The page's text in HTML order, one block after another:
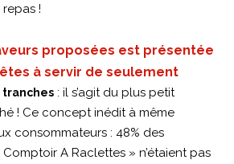
!
proposées est présentée
à servir de seulement
tranches : il s’agit du plus petit
! Ce concept inédit à même
consommateurs : 48% des
A Raclettes » n’étaient pas